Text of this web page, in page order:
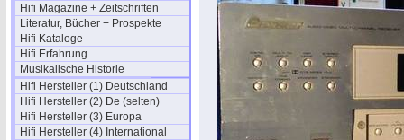
Hifi Magazine + Zeitschriften
Literatur, Bücher + Prospekte
Hifi Kataloge
Hifi Erfahrung
Musikalische Historie
Hifi Hersteller (1) Deutschland
Hifi Hersteller (2) De (selten)
Hifi Hersteller (3) Europa
Hifi Hersteller (4) International